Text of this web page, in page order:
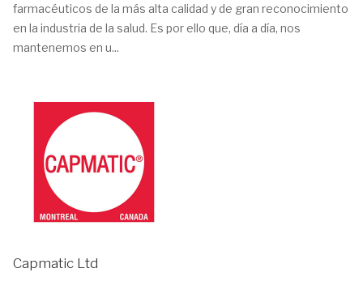
farmacéuticos de la más alta calidad y de gran reconocimiento
en la industria de la salud. Es por ello que, día a día, nos
mantenemos en u...
Capmatic Ltd